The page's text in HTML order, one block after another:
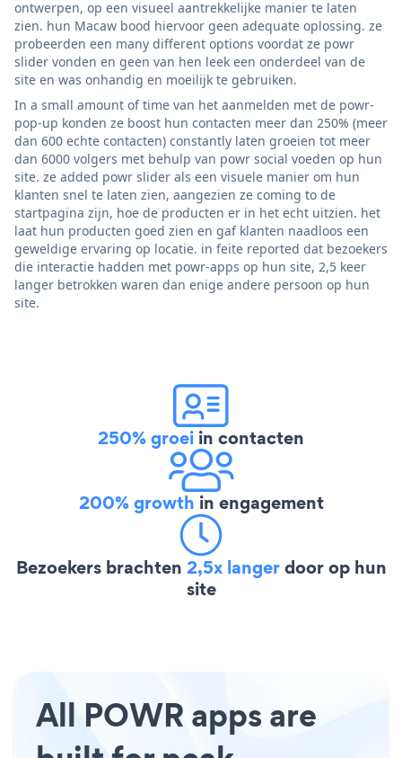
ontwerpen, op een visueel aantrekkelijke manier te laten
zien. hun Macaw bood hiervoor geen adequate oplossing. ze
probeerden een many different options voordat ze powr
slider vonden en geen van hen leek een onderdeel van de
site en was onhandig en moeilijk te gebruiken.
In a small amount of time van het aanmelden met de powr-
pop-up konden ze boost hun contacten meer dan 250% (meer
dan 600 echte contacten) constantly laten groeien tot meer
dan 6000 volgers met behulp van powr social voeden op hun
site. ze added powr slider als een visuele manier om hun
klanten snel te laten zien, aangezien ze coming to de
startpagina zijn, hoe de producten er in het echt uitzien. het
laat hun producten goed zien en gaf klanten naadloos een
geweldige ervaring op locatie. in feite reported dat bezoekers
die interactie hadden met powr-apps op hun site, 2,5 keer
langer betrokken waren dan enige andere persoon op hun
site.
250% groei in contacten
200% growth in engagement
Bezoekers brachten 2,5x langerdoor op hun
site
All POWR apps are